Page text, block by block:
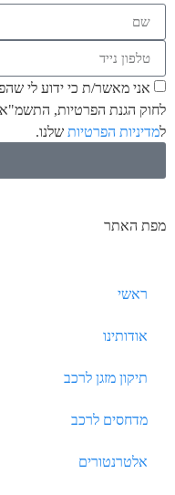
אני מאשר/ת כי ידוע לי
מדיניות הפרטיותשלנו.
מפת האתר
ראשי
אודותינו
תיקון מזגן לרכב
מדחסים לרכב
אלטרנטורים